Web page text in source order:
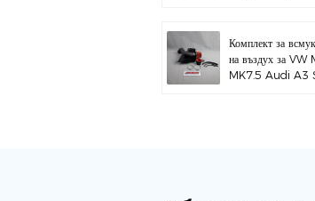
Комплект за
на въздух за VW
MK7.5 Audi A3